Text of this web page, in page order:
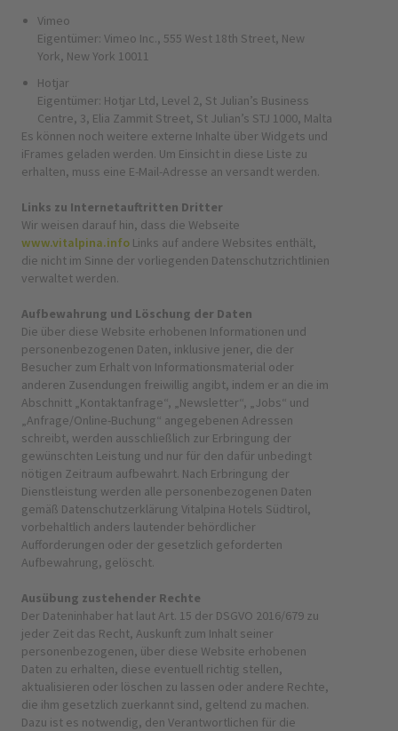
Vimeo
Eigentümer: Vimeo Inc., 555 West 18th Street, New
York, New York 10011
Hotjar
Eigentümer: Hotjar Ltd, Level 2, St Julian’s Business
Centre, 3, Elia Zammit Street, St Julian’s STJ 1000, Malta
Es können noch weitere externe Inhalte über Widgets und
iFrames geladen werden. Um Einsicht in diese Liste zu
erhalten, muss eine E-Mail-Adresse an versandt werden.
Links zu Internetauftritten Dritter
Wir weisen darauf hin, dass die Webseite
www.vitalpina.infoLinks auf andere Websites enthält,
die nicht im Sinne der vorliegenden Datenschutzrichtlinien
verwaltet werden.
Aufbewahrung und Löschung der Daten
Die über diese Website erhobenen Informationen und
personenbezogenen Daten, inklusive jener, die der
Besucher zum Erhalt von Informationsmaterial oder
anderen Zusendungen freiwillig angibt, indem er an die im
Abschnitt „Kontaktanfrage“, „Newsletter“, „Jobs“ und
„Anfrage/Online-Buchung“ angegebenen Adressen
schreibt, werden ausschließlich zur Erbringung der
gewünschten Leistung und nur für den dafür unbedingt
nötigen Zeitraum aufbewahrt. Nach Erbringung der
Dienstleistung werden alle personenbezogenen Daten
gemäß Datenschutzerklärung Vitalpina Hotels Südtirol,
vorbehaltlich anders lautender behördlicher
Aufforderungen oder der gesetzlich geforderten
Aufbewahrung, gelöscht.
Ausübung zustehender Rechte
Der Dateninhaber hat laut Art. 15 der DSGVO 2016/679 zu
jeder Zeit das Recht, Auskunft zum Inhalt seiner
personenbezogenen, über diese Website erhobenen
Daten zu erhalten, diese eventuell richtig stellen,
aktualisieren oder löschen zu lassen oder andere Rechte,
die ihm gesetzlich zuerkannt sind, geltend zu machen.
Dazu ist es notwendig, den Verantwortlichen für die